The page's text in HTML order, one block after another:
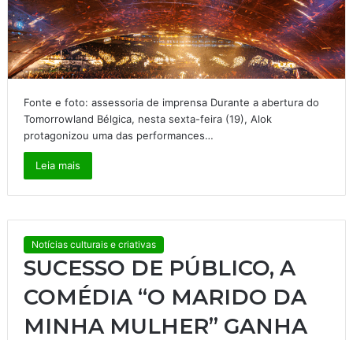
Fonte e foto: assessoria de imprensa Durante a abertura do
Tomorrowland Bélgica, nesta sexta-feira (19), Alok
protagonizou uma das performances…
Leia mais
Notícias culturais e criativas
SUCESSO DE PÚBLICO, A
COMÉDIA “O MARIDO DA
MINHA MULHER” GANHA